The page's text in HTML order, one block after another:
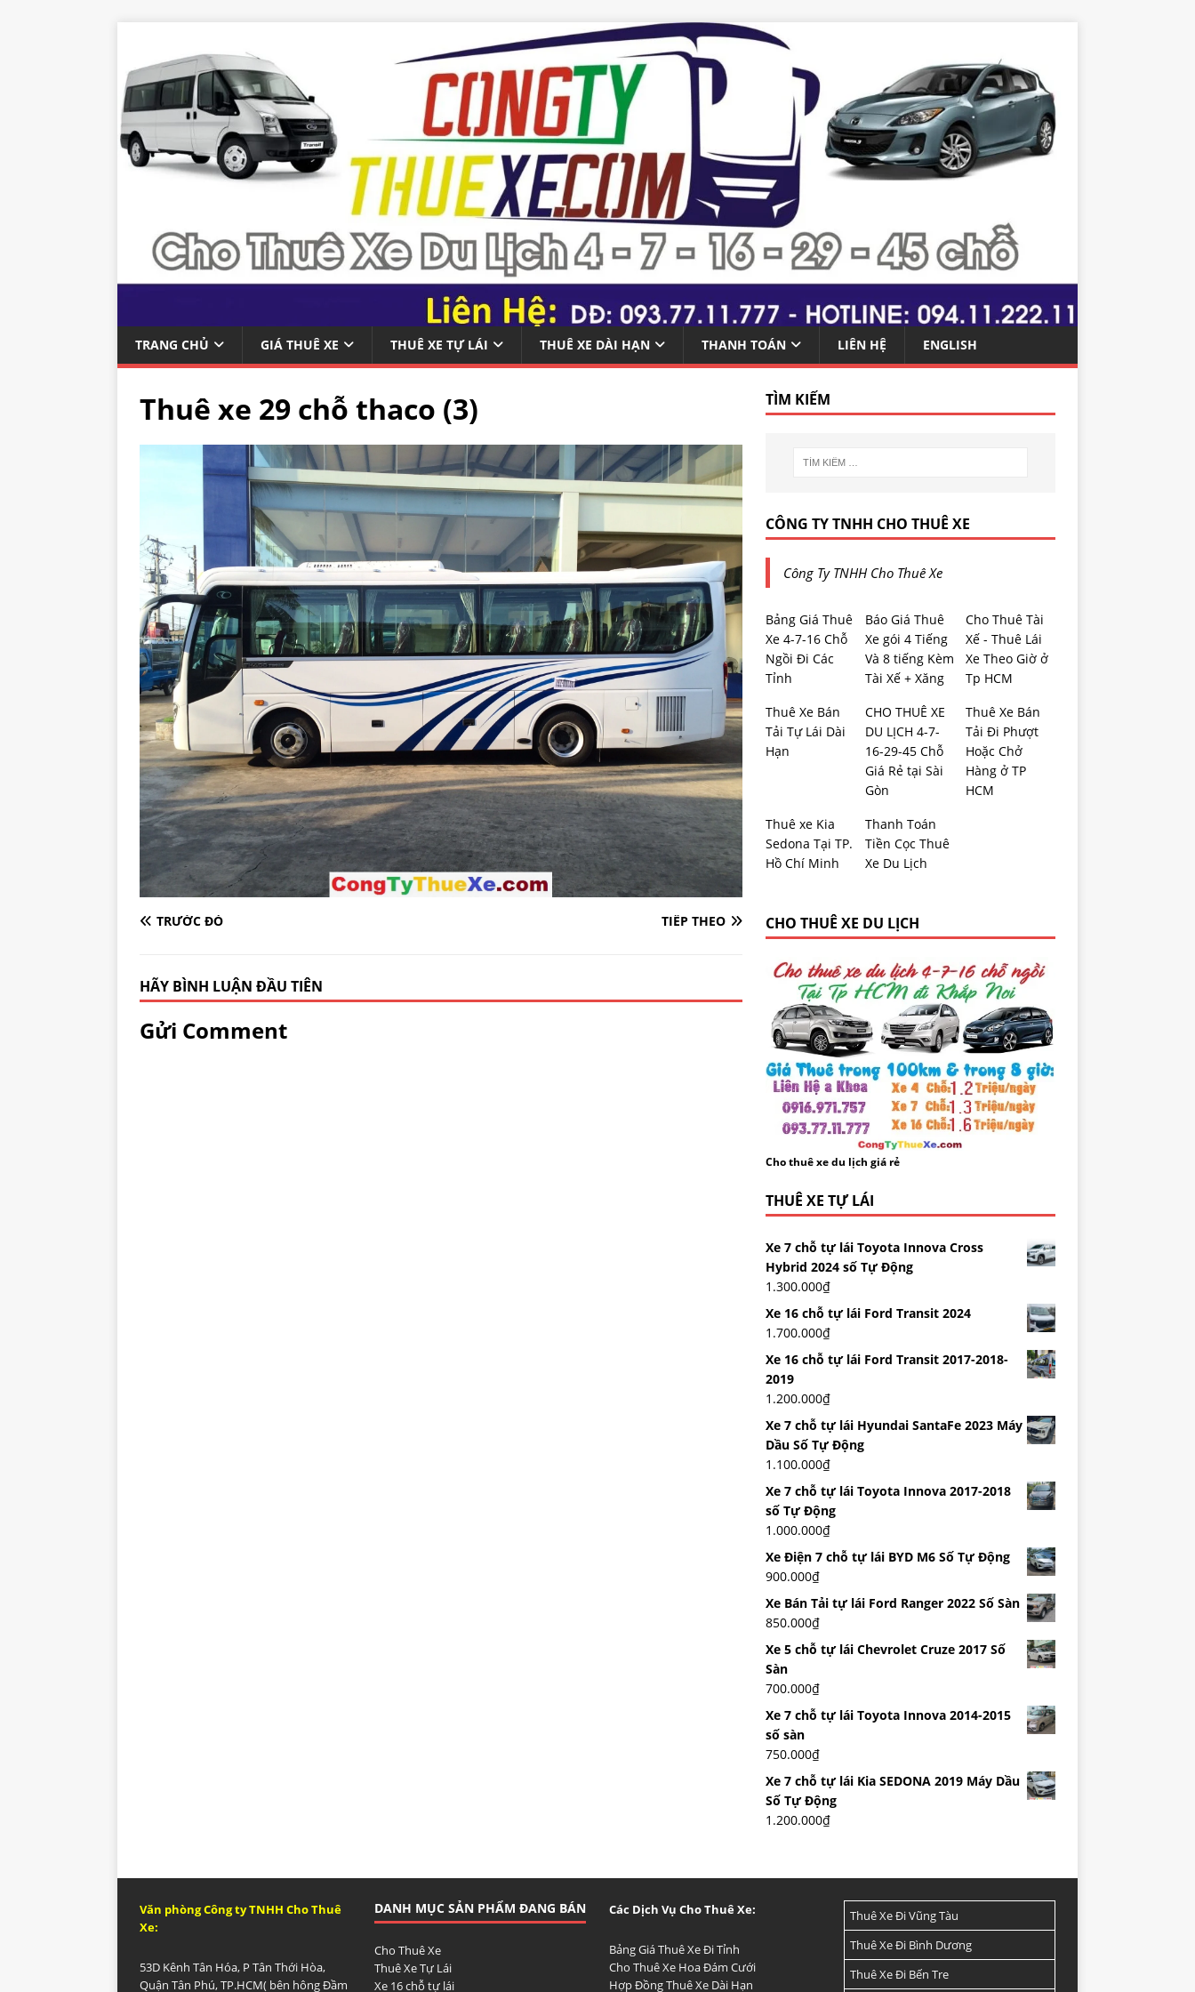
TRANG CHỦ GIÁ THUÊ XE THUÊ XE TỰ LÁI THUÊ XE DÀI HẠN THANH TOÁN LIÊN HỆ ENGLISH
Thuê xe 29 chỗ thaco (3)
TRƯỚC ĐÓ TIẾP THEO
HÃY BÌNH LUẬN ĐẦU TIÊN
Gửi Comment
TÌM KIẾM
CÔNG TY TNHH CHO THUÊ XE
Công Ty TNHH Cho Thuê Xe
Bảng Giá Thuê
Xe 4-7-16 Chỗ
Ngồi Đi Các
Tỉnh
Báo Giá Thuê
Xe gói 4 Tiếng
Và 8 tiếng Kèm
Tài Xế + Xăng
Cho Thuê Tài
Xế - Thuê Lái
Xe Theo Giờ ở
Tp HCM
Thuê Xe Bán
Tải Tự Lái Dài
Hạn
CHO THUÊ XE
DU LỊCH 4-7-
16-29-45 Chỗ
Giá Rẻ tại Sài
Gòn
Thuê Xe Bán
Tải Đi Phượt
Hoặc Chở
Hàng ở TP
HCM
Thuê xe Kia
Sedona Tại TP.
Hồ Chí Minh
Thanh Toán
Tiền Cọc Thuê
Xe Du Lịch
CHO THUÊ XE DU LỊCH
Cho thuê xe du lịch giá rẻ
THUÊ XE TỰ LÁI
Xe 7 chỗ tự lái Toyota Innova Cross
Hybrid 2024 số Tự Động
1.300.000₫
Xe 16 chỗ tự lái Ford Transit 2024
1.700.000₫
Xe 16 chỗ tự lái Ford Transit 2017-2018-
2019
1.200.000₫
Xe 7 chỗ tự lái Hyundai SantaFe 2023 Máy
Dầu Số Tự Động
1.100.000₫
Xe 7 chỗ tự lái Toyota Innova 2017-2018
số Tự Động
1.000.000₫
Xe Điện 7 chỗ tự lái BYD M6 Số Tự Động
900.000₫
Xe Bán Tải tự lái Ford Ranger 2022 Số Sàn
850.000₫
Xe 5 chỗ tự lái Chevrolet Cruze 2017 Số
Sàn
700.000₫
Xe 7 chỗ tự lái Toyota Innova 2014-2015
số sàn
750.000₫
Xe 7 chỗ tự lái Kia SEDONA 2019 Máy Dầu
Số Tự Động
1.200.000₫
Văn phòng Công ty TNHH Cho Thuê
Xe:
53D Kênh Tân Hóa, P Tân Thới Hòa,
Quận Tân Phú, TP.HCM( bên hông Đầm
DANH MỤC SẢN PHẨM ĐANG BÁN
Cho Thuê Xe
Thuê Xe Tự Lái
Xe 16 chỗ tự lái
Các Dịch Vụ Cho Thuê Xe:
Bảng Giá Thuê Xe Đi Tỉnh
Cho Thuê Xe Hoa Đám Cưới
Hợp Đồng Thuê Xe Dài Hạn
Thuê Xe Đi Vũng Tàu
Thuê Xe Đi Bình Dương
Thuê Xe Đi Bến Tre